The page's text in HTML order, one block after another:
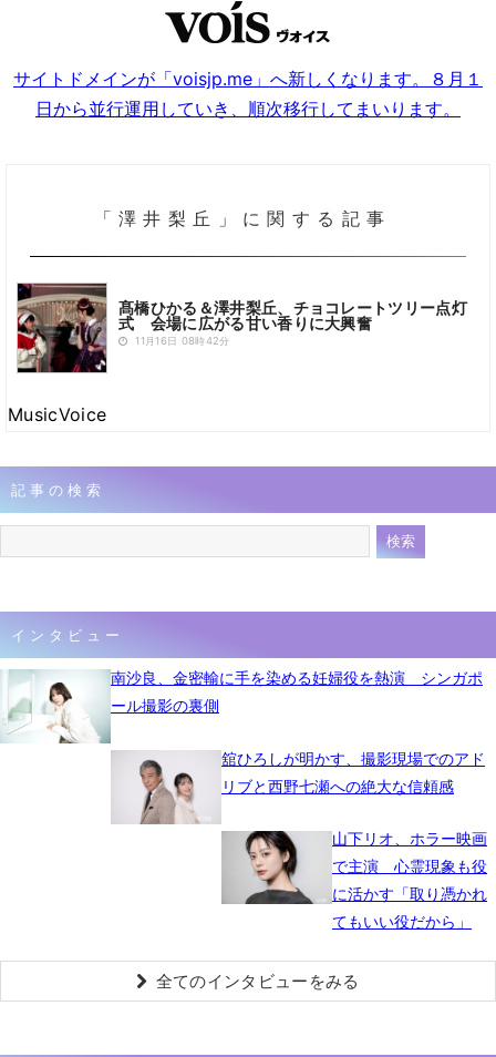
サイトドメインが「voisjp.me」へ新しくなります。８月１
日から並行運用していき、順次移行してまいります。
「澤井梨丘」に関する記事
髙橋ひかる＆澤井梨丘、チョコレートツリー点灯
式 会場に広がる甘い香りに大興奮
11月16日 08時42分
MusicVoice
記事の検索
インタビュー
南沙良、金密輸に手を染める妊婦役を熱演 シンガポ
ール撮影の裏側
舘ひろしが明かす、撮影現場でのアド
リブと西野七瀬への絶大な信頼感
山下リオ、ホラー映画
で主演 心霊現象も役
に活かす「取り憑かれ
てもいい役だから」
全てのインタビューをみる